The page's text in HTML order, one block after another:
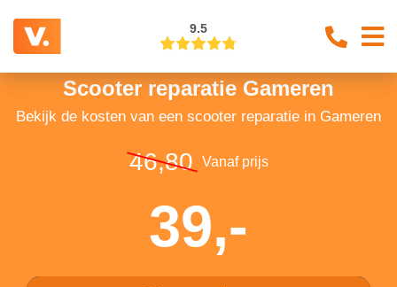
9.5
Scooter reparatie Gameren
Bekijk de kosten van een scooter reparatie in Gameren
46,80 Vanaf prijs
39,-